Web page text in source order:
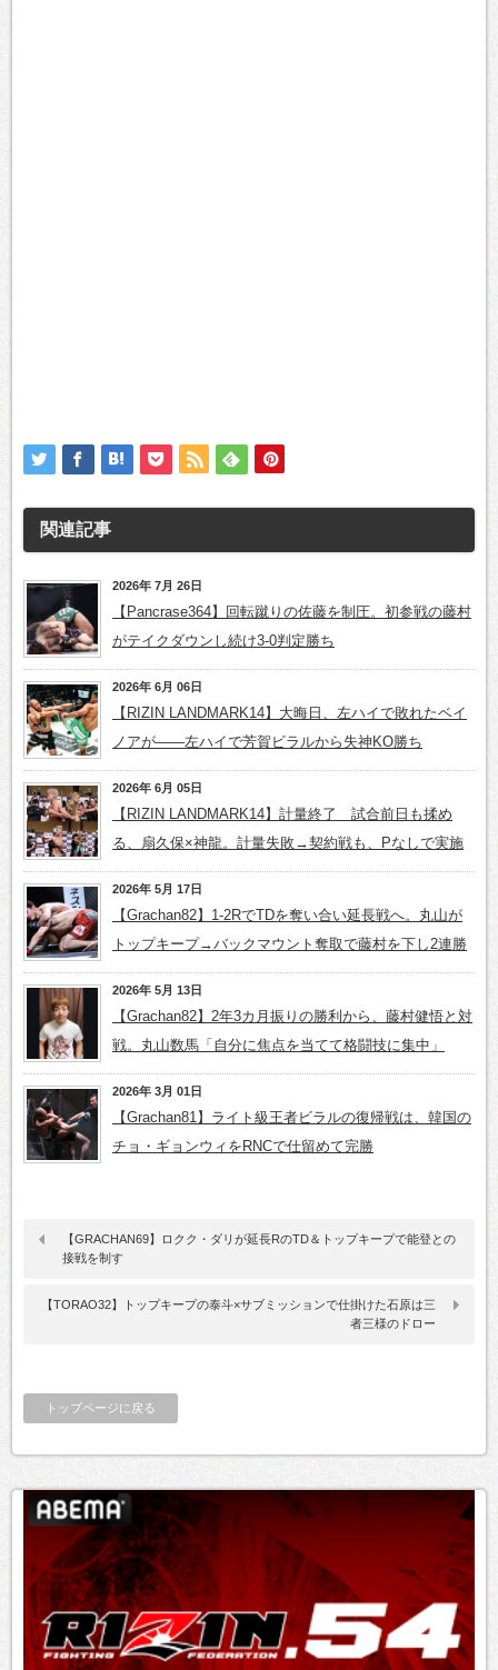
関連記事
2026年 7月 26日
【Pancrase364】回転蹴りの佐藤を制圧。初参戦の藤村
がテイクダウンし続け3-0判定勝ち
2026年 6月 06日
【RIZIN LANDMARK14】大晦日、左ハイで敗れたベイ
ノアが――左ハイで芳賀ビラルから失神KO勝ち
2026年 6月 05日
【RIZIN LANDMARK14】計量終了 試合前日も揉め
る、扇久保×神龍。計量失敗→契約戦も、Pなしで実施
2026年 5月 17日
【Grachan82】1-2RでTDを奪い合い延長戦へ。丸山が
トップキープ→バックマウント奪取で藤村を下し2連勝
2026年 5月 13日
【Grachan82】2年3カ月振りの勝利から、藤村健悟と対
戦。丸山数馬「自分に焦点を当てて格闘技に集中」
2026年 3月 01日
【Grachan81】ライト級王者ビラルの復帰戦は、韓国の
チョ・ギョンウィをRNCで仕留めて完勝
【GRACHAN69】ロクク・ダリが延長RのTD＆トップキープで能登との
接戦を制す
【TORAO32】トップキープの泰斗×サブミッションで仕掛けた石原は三
者三様のドロー
トップページに戻る